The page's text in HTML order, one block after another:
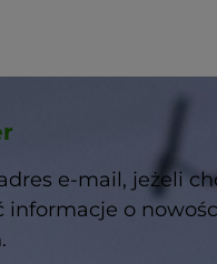
e-mail, jeżeli
informacje o